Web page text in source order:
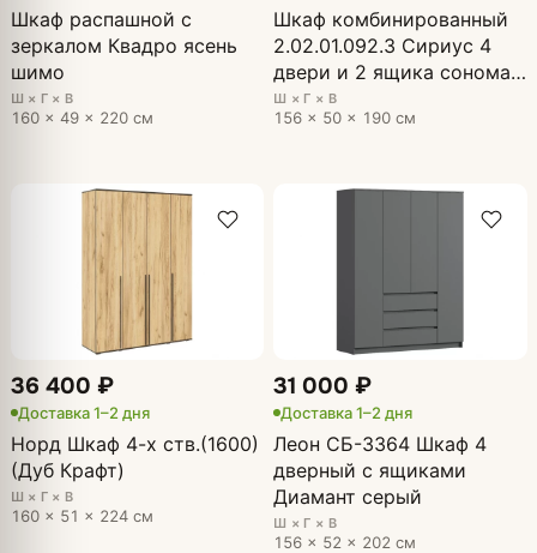
Шкаф распашной с
зеркалом Квадро ясень
шимо
Ш × Г × В
160 × 49 × 220 см
Шкаф комбинированный
2.02.01.092.3 Сириус 4
двери и 2 ящика сонома
с 2 зеркалами
Ш × Г × В
156 × 50 × 190 см
36 400 ₽
Доставка 1–2 дня
Норд Шкаф 4-х ств.(1600)
(Дуб Крафт)
Ш × Г × В
160 × 51 × 224 см
31 000 ₽
Доставка 1–2 дня
Леон СБ-3364 Шкаф 4
дверный с ящиками
Диамант серый
Ш × Г × В
156 × 52 × 202 см